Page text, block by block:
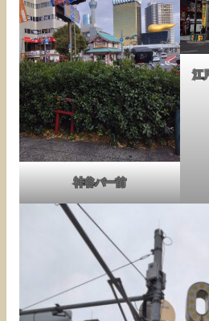
神谷バー前
江